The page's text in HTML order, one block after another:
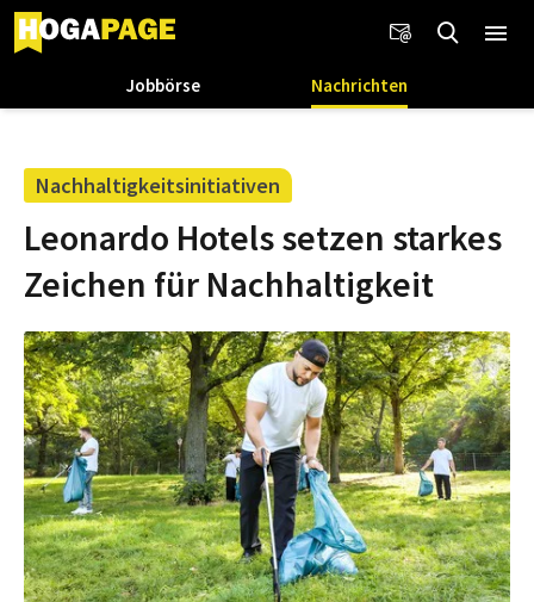
Jobbörse Nachrichten
Nachhaltigkeitsinitiativen
Leonardo Hotels setzen starkes
Zeichen für Nachhaltigkeit